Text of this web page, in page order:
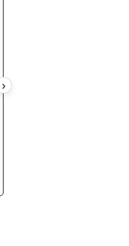
Petlacalco
03-14
rentals.
2026
Puebla
Red
because I
›